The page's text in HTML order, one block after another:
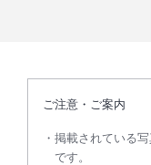
ご注意・ご案内
掲載されている
です。